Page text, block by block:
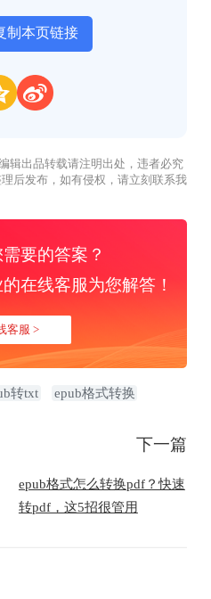
制本页链接
辑出品转载请注明出处，违者必究
后发布，如有侵权，请立刻联系我
要的答案？
在线客服为您解答！
客服 >
转txt epub格式转换
下一篇
epub格式怎么转换pdf？快速
转pdf，这5招很管用